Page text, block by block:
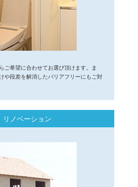
ご希望に合わせてお選び頂けます。ま
や段差を解消したバリアフリーにもご対
リノベーション